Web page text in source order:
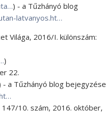
) - a Tűzhányó blog
latvanyos.ht…
Világa, 2016/I. különszám:
)
22.
- a Tűzhányó blog bejegyzése
10. szám, 2016. október,